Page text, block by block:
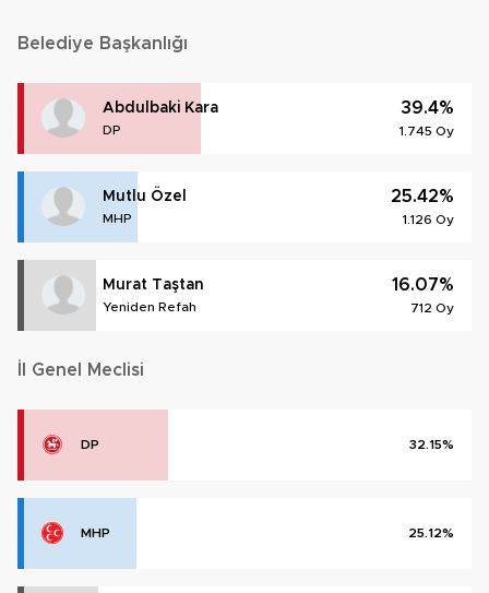
Belediye Başkanlığı
Abdulbaki Kara
DP
39.4%
1.745 Oy
Mutlu Özel
MHP
25.42%
1.126 Oy
Murat Taştan
Yeniden Refah
16.07%
712 Oy
İl Genel Meclisi
DP 32.15%
MHP 25.12%